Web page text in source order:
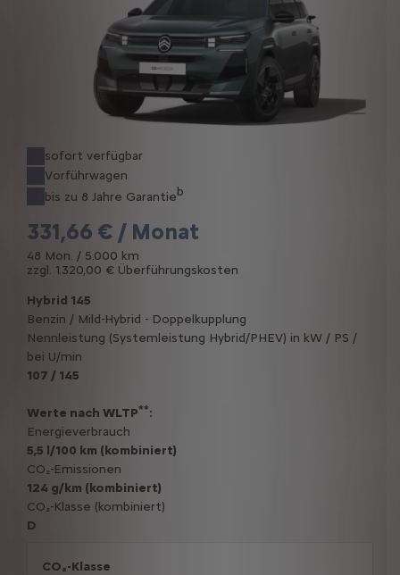
sofort verfügbar
Vorführwagen
bis zu 8 Jahre Garantieb
331,66 € / Monat
48 Mon. / 5.000 km
zzgl. 1.320,00 € Überführungskosten
Hybrid 145
Benzin / Mild-Hybrid - Doppelkupplung
Nennleistung (Systemleistung Hybrid/PHEV) in kW / PS /
bei U/min
107 / 145
Werte nach WLTP**:
Energieverbrauch
5,5 l/100 km (kombiniert)
CO₂-Emissionen
124 g/km (kombiniert)
CO₂-Klasse (kombiniert)
D
CO₂-Klasse